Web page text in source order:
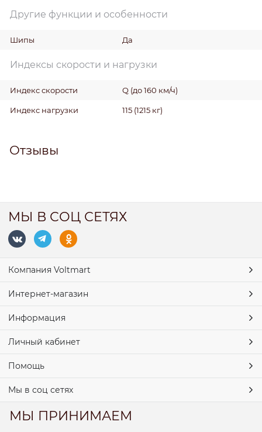
Другие функции и особенности
Шипы Да
Индексы скорости и нагрузки
Индекс скорости Q (до 160 км/ч)
Индекс нагрузки 115 (1215 кг)
Отзывы
МЫ В СОЦ СЕТЯХ
Компания Voltmart
Интернет-магазин
Информация
Личный кабинет
Помощь
Мы в соц сетях
МЫ ПРИНИМАЕМ